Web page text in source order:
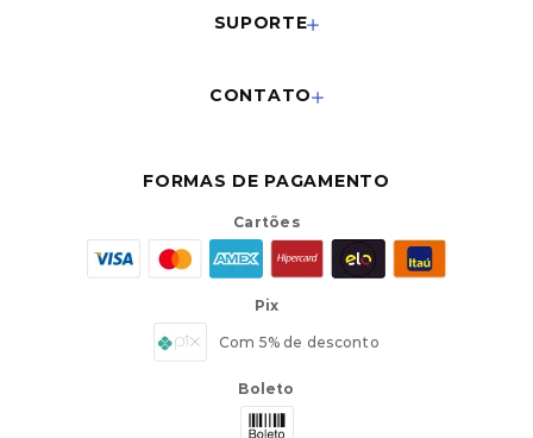
SUPORTE
CONTATO
FORMAS DE PAGAMENTO
Cartões
Pix
Com 5% de desconto
Boleto